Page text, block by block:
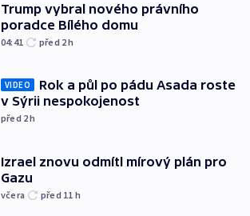
Trump vybral nového právního
poradce Bílého domu
04:41 před 2h
VIDEO
Rok a půl po pádu Asada roste
v Sýrii nespokojenost
před 2h
Izrael znovu odmítl mírový plán pro
Gazu
včera před 11 h